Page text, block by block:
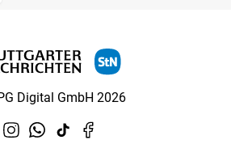
Digital GmbH 2026